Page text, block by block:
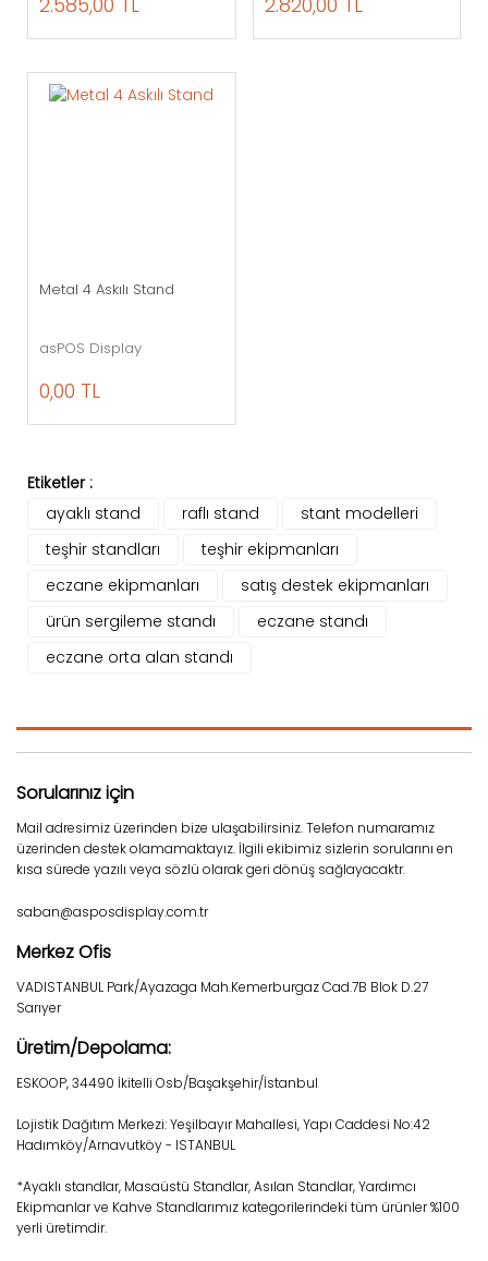
Metal 4 Askılı Stand
asPOS Display
0,00 TL
Etiketler :
ayaklı stand
raflı stand
stant modelleri
teşhir standları
teşhir ekipmanları
eczane ekipmanları
satış destek ekipmanları
ürün sergileme standı
eczane standı
eczane orta alan standı
Sorularınız için
Mail adresimiz üzerinden bize ulaşabilirsiniz. Telefon numaramız
üzerinden destek olamamaktayız. İlgili ekibimiz sizlerin sorularını en
kısa sürede yazılı veya sözlü olarak geri dönüş sağlayacaktr.
saban@asposdisplay.com.tr
Merkez Ofis
VADISTANBUL Park/Ayazaga Mah.Kemerburgaz Cad.7B Blok D.27
Sarıyer
Üretim/Depolama:
ESKOOP, 34490 İkitelli Osb/Başakşehir/İstanbul
Lojistik Dağıtım Merkezi: Yeşilbayır Mahallesi, Yapı Caddesi No:42
Hadımköy/Arnavutköy - ISTANBUL
*Ayaklı standlar, Masaüstü Standlar, Asılan Standlar, Yardımcı
Ekipmanlar ve Kahve Standlarımız kategorilerindeki tüm ürünler %100
yerli üretimdir.